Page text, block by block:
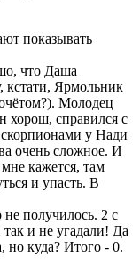
показывать
что Даша
кстати, Ярмольник
Молодец
хорош, справился с
у Нади
очень сложное. И
кажется, там
и упасть. В
получилось. 2 с
и не угадали! Да
но куда? Итого - 0.